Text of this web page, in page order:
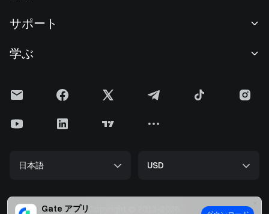
Gate アプリ
ニュースルーム
F1 Oracle Red Bull Racing 公式スポンサー
クッキーポリシー
準備金証明
セキュリティ
現物取引
投資センター
Alpha
サポート
手数料
上場申請
開発者（API）
学ぶ
Gateニュース
ETHアップグレード
日本語 USD